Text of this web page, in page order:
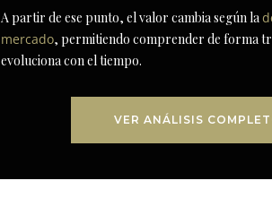
A partir de ese punto, el valor cambia según la
mercado, permitiendo comprender de forma
evoluciona con el tiempo.
VER ANÁLISIS